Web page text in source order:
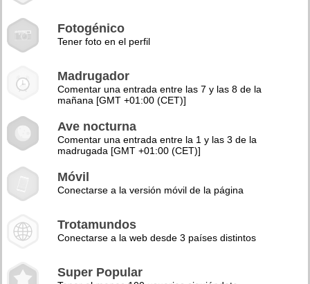
Fotogénico
Tener foto en el perfil
Madrugador
Comentar una entrada entre las 7 y las 8 de la
mañana [GMT +01:00 (CET)]
Ave nocturna
Comentar una entrada entre la 1 y las 3 de la
madrugada [GMT +01:00 (CET)]
Móvil
Conectarse a la versión móvil de la página
Trotamundos
Conectarse a la web desde 3 países distintos
Super Popular